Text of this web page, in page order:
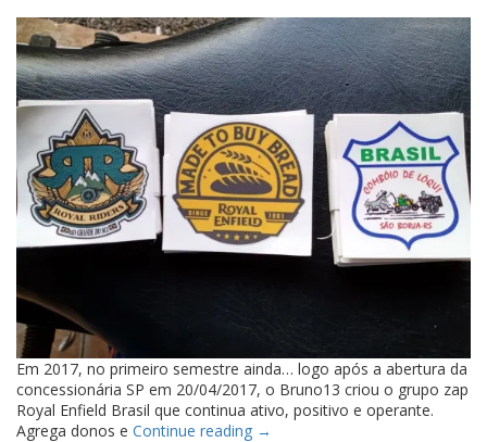
Em 2017, no primeiro semestre ainda… logo após a abertura da
concessionária SP em 20/04/2017, o Bruno13 criou o grupo zap
Royal Enfield Brasil que continua ativo, positivo e operante.
Agrega donos e Continue reading “A
→